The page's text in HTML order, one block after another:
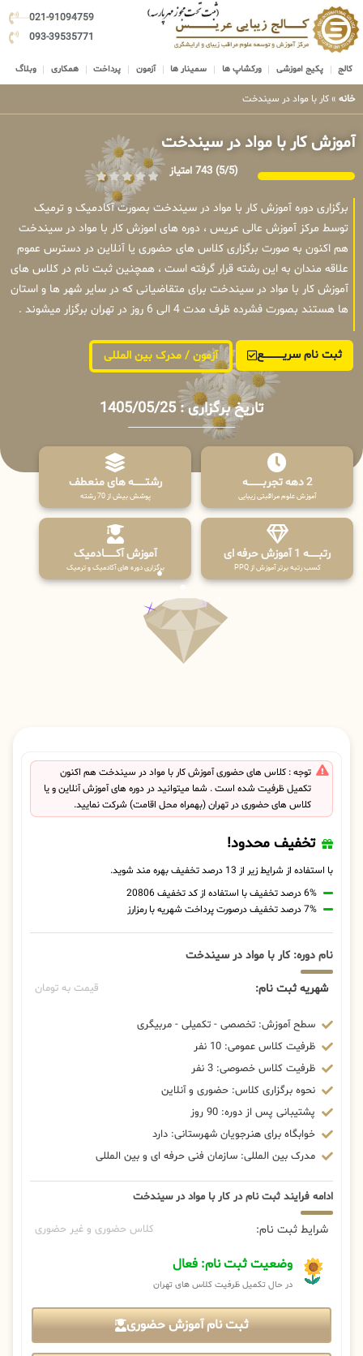
021-91094759
093-39535771
کالج پکیج اموزشی ورکشاپ ها سمینار ها آزمون پرداخت همکاری وبلاگ
خانه » کار با مواد در سیندخت
آموزش کار با مواد در سیندخت
(5/5) 743 امتیاز
برگزاری دوره آموزش کار با مواد در سیندخت بصورت آکادمیک و ترمیک
توسط مرکز آموزش عالی عریس ، دوره های اموزش کار با مواد در سیندخت
هم اکنون به صورت برگزاری کلاس های حضوری یا آنلاین در دسترس عموم
علاقه مندان به این رشته قرار گرفته است ، همچنین ثبت نام در کلاس های
آموزش کار با مواد در سیندخت برای متقاضیانی که در سایر شهر ها و استان
ها هستند بصورت فشرده ظرف مدت 4 الی 6 روز در تهران برگزار میشوند .
ثبت نام سریــــــــــــع آزمون / مدرک بین المللی
تاریخ برگزاری : 1405/05/25
2 دهه تجربـــــــــه
آموزش علوم مراقبتی زیبایی
رشتـــــــه های منعطف
پوشش بیش از 70 رشته
رتبــــــه 1 آموزش حرفه ای
کسب رتبه برتر آموزش از PPQ
آموزش آکـــــــادمیک
برگزاری دوره های آکادمیک و ترمیک
توجه : کلاس های حضوری آموزش کار با مواد در سیندخت هم اکنون
تکمیل ظرفیت شده است . شما میتوانید در دوره های آموزش آنلاین و یا
کلاس های حضوری در تهران (بهمراه محل اقامت) شرکت نمایید.
تخفیف محدود!
با استفاده از شرایط زیر از 13 درصد تخفیف بهره مند شوید.
6% درصد تخفیف با استفاده از کد تخفیف 20806
7% درصد تخفیف درصورت پرداخت شهریه با رمزارز
نام دوره: کار با مواد در سیندخت
شهریه ثبت نام: قیمت به تومان
سطح آموزش: تخصصی - تکمیلی - مربیگری
ظرفیت کلاس عمومی: 10 نفر
ظرفیت کلاس خصوصی: 3 نفر
نحوه برگزاری کلاس: حضوری و آنلاین
پشتیبانی پس از دوره: 90 روز
خوابگاه برای هنرجویان شهرستانی: دارد
مدرک بین المللی: سازمان فنی حرفه ای و بین المللی
ادامه فرایند ثبت نام در کار با مواد در سیندخت
شرایط ثبت نام: کلاس حضوری و غیر حضوری
وضعیت ثبت نام: فعال
در حال تکمیل ظرفیت کلاس های تهران
ثبت نام آموزش حضوری